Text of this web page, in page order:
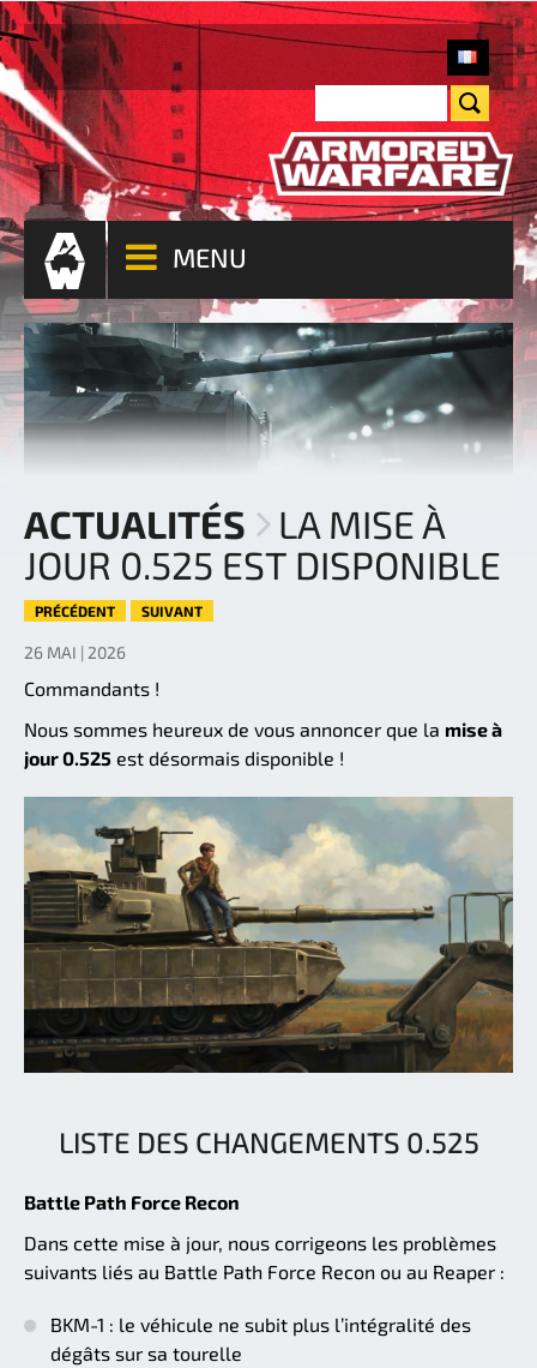
MENU
ACTUALITÉS
LA MISE À
JOUR 0.525 EST DISPONIBLE
PRÉCÉDENT SUIVANT
26 MAI | 2026
Commandants !
Nous sommes heureux de vous annoncer que la mise à
jour 0.525 est désormais disponible !
LISTE DES CHANGEMENTS 0.525
Battle Path Force Recon
Dans cette mise à jour, nous corrigeons les problèmes
suivants liés au Battle Path Force Recon ou au Reaper :
BKM-1 : le véhicule ne subit plus l’intégralité des
dégâts sur sa tourelle